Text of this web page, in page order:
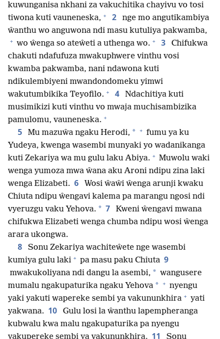
kuwunganisa nkhani za vakuchitika chayivu vo tosi
tiwona kuti vauneneska, + 2
nge mo angutikambiya
ŵanthu wo anguwona ndi masu kutuliya pakwamba,
+ wo ŵenga so ateŵeti a uthenga wo. + 3
Chifukwa
chakuti ndafufuza mwakuphwere vinthu vosi
kwamba pakwamba, nani ndawona kuti
ndikulembiyeni mwandondomeku yimwi
wakutumbikika Teyofilo. + 4
Ndachitiya kuti
musimikizi kuti vinthu vo mwaja muchisambizika
pamulomu, vauneneska. +
5 Mu mazuŵa ngaku Herodi, * + fumu ya ku
Yudeya, kwenga wasembi munyaki yo wadanikanga
kuti Zekariya wa mu gulu laku Abiya. + Muwolu waki
wenga yumoza mwa ŵana aku Aroni ndipu zina laki
wenga Elizabeti. 6
Wosi ŵaŵi ŵenga arunji kwaku
Chiuta ndipu ŵengavi kalema pa marangu ngosi ndi
vyeruzgu vaku Yehova. * 7
Kweni ŵengavi mwana
chifukwa Elizabeti wenga chumba ndipu wosi ŵenga
arara ukongwa.
8
Sonu Zekariya wachiteŵete nge wasembi
kumiya gulu laki + pa masu paku Chiuta 9
mwakukoliyana ndi dangu la asembi, * wangusere
mumalu ngakupaturika ngaku Yehova * + nyengu
yaki yakuti wapereke sembi ya vakununkhira + yati
yakwana. 10
Gulu losi la ŵanthu lapempheranga
kubwalu kwa malu ngakupaturika pa nyengu
yakupereke sembi ya vakununkhira. 11
Sonu